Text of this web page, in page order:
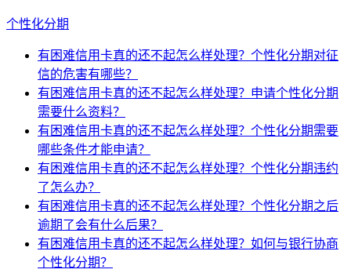
个性化分期
有困难信用卡真的还不起怎么样处理？个性化分期对征
信的危害有哪些？
有困难信用卡真的还不起怎么样处理？申请个性化分期
需要什么资料？
有困难信用卡真的还不起怎么样处理？个性化分期需要
哪些条件才能申请？
有困难信用卡真的还不起怎么样处理？个性化分期违约
了怎么办？
有困难信用卡真的还不起怎么样处理？个性化分期之后
逾期了会有什么后果？
有困难信用卡真的还不起怎么样处理？如何与银行协商
个性化分期？